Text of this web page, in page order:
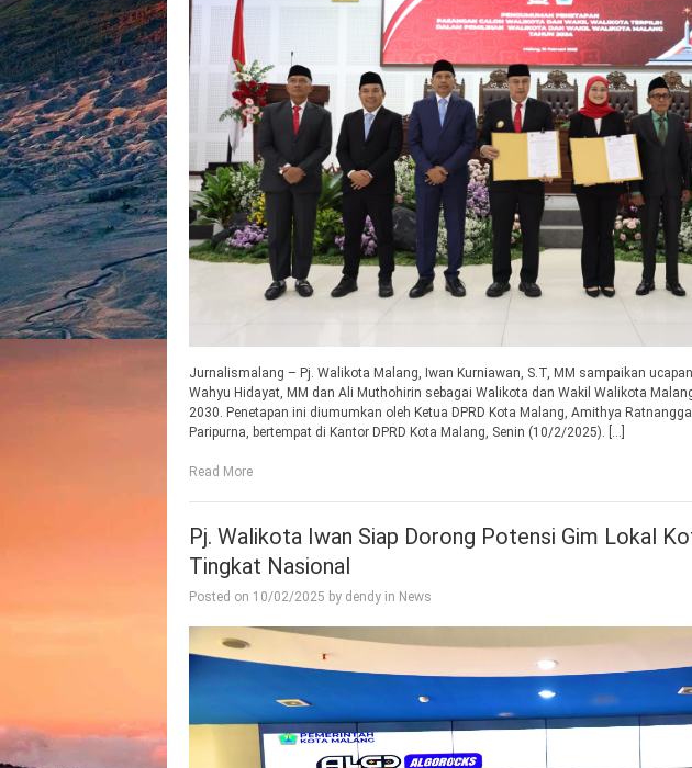
Jurnalismalang – Pj. Walikota Malang, Iwan Kurniawan, S.T, MM sampaikan
Wahyu Hidayat, MM dan Ali Muthohirin sebagai Walikota dan Wakil Walikota
2030. Penetapan ini diumumkan oleh Ketua DPRD Kota Malang, Amithya
Paripurna, bertempat di Kantor DPRD Kota Malang, Senin (10/2/2025). […]
Read More
Pj. Walikota Iwan Siap Dorong Potensi Gim Lokal
Tingkat Nasional
Posted on 10/02/2025 by dendy in News